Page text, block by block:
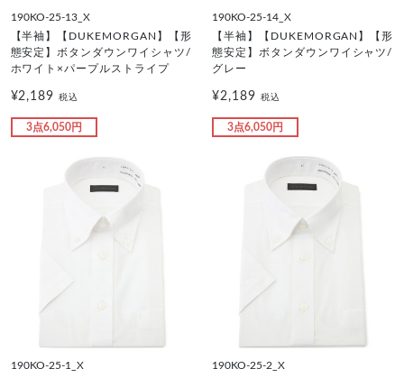
190KO-25-13_X
【半袖】【DUKEMORGAN】【形
態安定】ボタンダウンワイシャツ/
ホワイト×パープルストライプ
¥2,189税込
3点6,050円
190KO-25-14_X
【半袖】【DUKEMORGAN】【形
態安定】ボタンダウンワイシャツ/
グレー
¥2,189 税込
3点6,050円
190KO-25-1_X
190KO-25-2_X